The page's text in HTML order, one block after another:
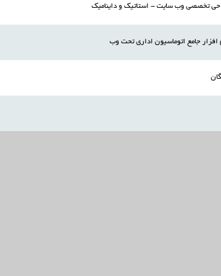
تخصصی وب سایت - استاتیک و داینامیک
افزار جامع اتوماسیون اداری تحت وب